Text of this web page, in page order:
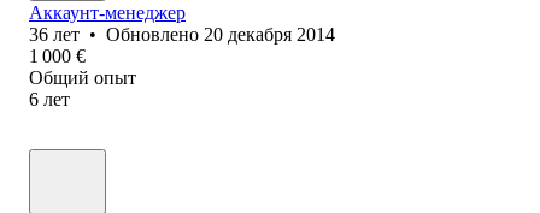
Аккаунт-менеджер
36 лет • Обновлено 20 декабря 2014
1 000 €
Общий опыт
6 лет